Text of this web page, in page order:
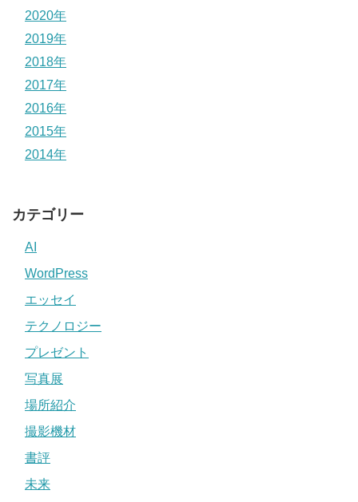
2020年
2019年
2018年
2017年
2016年
2015年
2014年
カテゴリー
AI
WordPress
エッセイ
テクノロジー
プレゼント
写真展
場所紹介
撮影機材
書評
未来